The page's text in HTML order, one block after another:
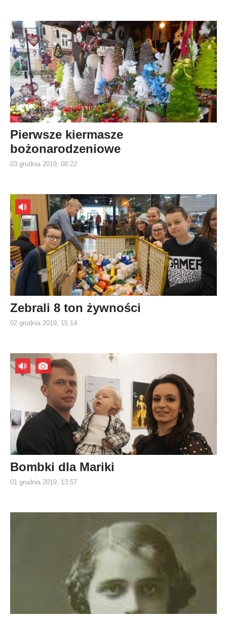
Pierwsze kiermasze
bożonarodzeniowe
03 grudnia 2019, 08:22
Zebrali 8 ton żywności
02 grudnia 2019, 15:14
Bombki dla Mariki
01 grudnia 2019, 13:57